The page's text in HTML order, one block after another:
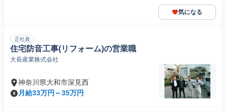
気になる
正社員
住宅防音工事(リフォーム)の営業職
大長産業株式会社
神奈川県大和市深見西
月給33万円～35万円